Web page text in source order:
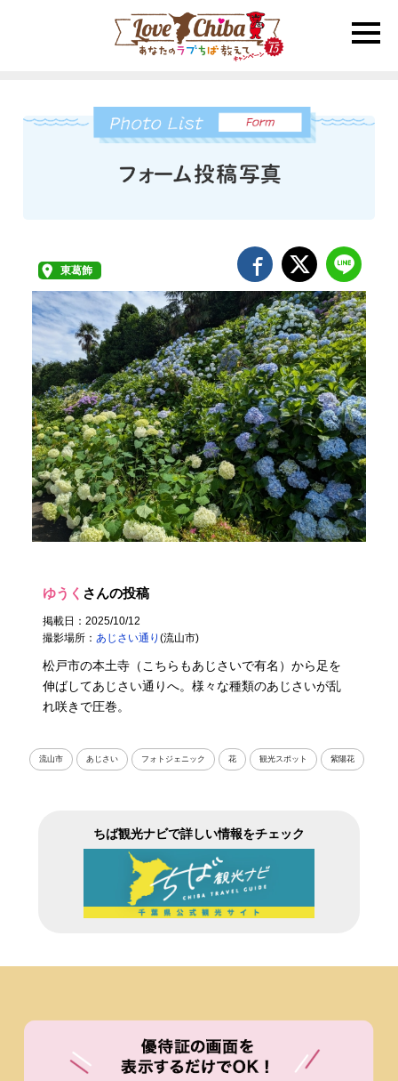
toggle
東葛飾
ゆうく さんの投稿
掲載日：2025/10/12
撮影場所： あじさい通り(流山市)
松戸市の本土寺（こちらもあじさいで有名）から足を
伸ばしてあじさい通りへ。様々な種類のあじさいが乱
れ咲きで圧巻。
流山市 あじさい フォトジェニック 花 観光スポット 紫陽花
ちば観光ナビで詳しい情報をチェック